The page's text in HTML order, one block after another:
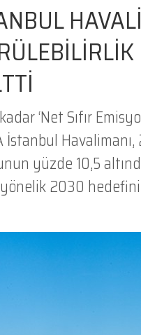
‘Net Sıfır
Havalimanı,
yüzde 10,5
2030